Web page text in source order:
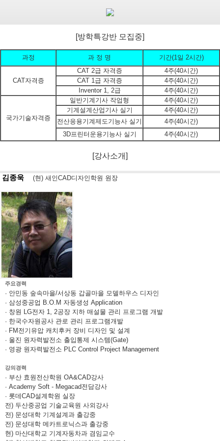
[방학특강반 모집중]
과정 과 정 명 기간(1일 2시간)
CAT자격증
CAT 2급 자격증
4주(40시간)
CAT 1급 자격증
4주(40시간)
Inventor 1, 2급
4주(40시간)
국가기술자격증
일반기계기사 작업형
4주(40시간)
기계설계산업기사 실기
4주(40시간)
전산응용기계제도기능사 실기
4주(40시간)
3D프린터운용기능사 실기
4주(40시간)
[강사소개]
김종욱 (현) 새인CAD디자인학원 원장
주요경력
· 안민동 숲속마을/서상동 갑골마을 모델하우스 디자인
· 삼성중공업 B.O.M 자동생성 Application
· 창원 LG전자 1, 2공장 지하 매설물 관리 프로그램 개발
· 한국수자원공사 관로 관리 프로그램개발
· FM전기유압 캐치후커 장비 디자인 및 설계
· 울진 원자력발전소 출입통제 시스템(Gate)
· 영광 원자력발전소 PLC Control Project Management
강의경력
· 부산 효원전산학원 OA&CAD강사
· Academy Soft - Megacad전담강사
· 롯데CAD설계학원 실장
전) 두산중공업 기술교육원 사외강사
전) 문성대학 기계설계과 출강중
전) 문성대학 메카트로닉스과 출강중
현) 마산대학교 기계자동차과 겸임교수